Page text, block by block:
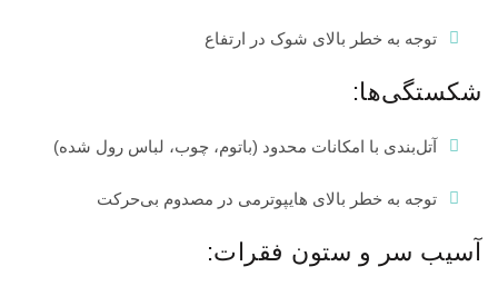
توجه به خطر بالای شوک در ارتفاع
شکستگی‌ها:
آتل‌بندی با امکانات محدود (باتوم، چوب، لباس رول شده)
توجه به خطر بالای هایپوترمی در مصدوم بی‌حرکت
آسیب سر و ستون فقرات: